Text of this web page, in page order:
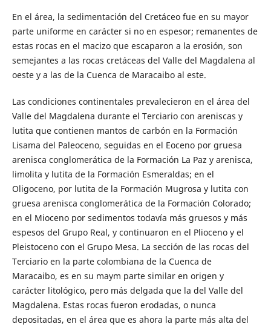
En el área, la sedimentación del Cretáceo fue en su mayor
parte uniforme en carácter si no en espesor; remanentes de
estas rocas en el macizo que escaparon a la erosión, son
semejantes a las rocas cretáceas del Valle del Magdalena al
oeste y a las de la Cuenca de Maracaibo al este.
Las condiciones continentales prevalecieron en el área del
Valle del Magdalena durante el Terciario con areniscas y
lutita que contienen mantos de carbón en la Formación
Lisama del Paleoceno, seguidas en el Eoceno por gruesa
arenisca conglomerática de la Formación La Paz y arenisca,
limolita y lutita de la Formación Esmeraldas; en el
Oligoceno, por lutita de la Formación Mugrosa y lutita con
gruesa arenisca conglomerática de la Formación Colorado;
en el Mioceno por sedimentos todavía más gruesos y más
espesos del Grupo Real, y continuaron en el Plioceno y el
Pleistoceno con el Grupo Mesa. La sección de las rocas del
Terciario en la parte colombiana de la Cuenca de
Maracaibo, es en su maym parte similar en origen y
carácter litológico, pero más delgada que la del Valle del
Magdalena. Estas rocas fueron erodadas, o nunca
depositadas, en el área que es ahora la parte más alta del